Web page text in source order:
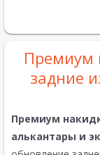
Премиум
задние
Премиум
алькантары и